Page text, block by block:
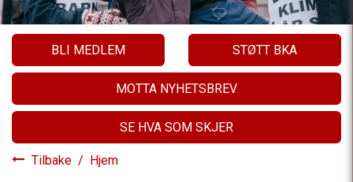
BLI MEDLEM STØTT BKA
MOTTA NYHETSBREV
SE HVA SOM SKJER
Tilbake / Hjem